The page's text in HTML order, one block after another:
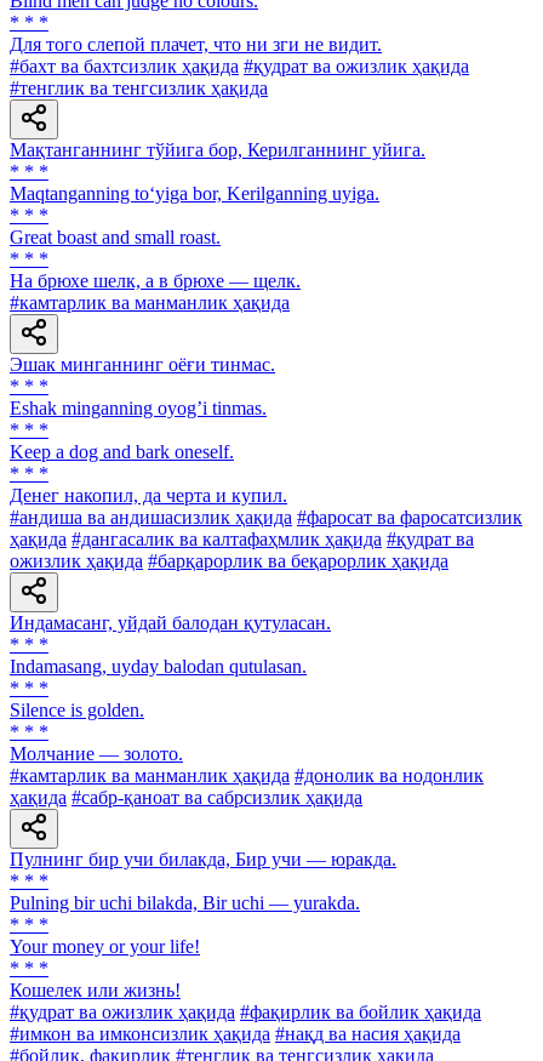
* * *
Для того слепой плачет, что ни зги не видит.
#бахт ва бахтсизлик ҳақида #қудрат ва ожизлик ҳақида
#тенглик ва тенгсизлик ҳақида
Мақтанганнинг тўйига бор, Керилганнинг уйига.
* * *
Maqtanganning to‘yiga bor, Kerilganning uyiga.
* * *
Great boast and small roast.
* * *
Ha брюхе шелк, a в брюхе — щелк.
#камтарлик ва манманлик ҳақида
Эшак минганнинг оёғи тинмас.
* * *
Eshak minganning oyogʼi tinmas.
* * *
Keep a dog and bark oneself.
* * *
Денег накопил, да черта и купил.
#андиша ва андишасизлик ҳақида #фаросат ва фаросатсизлик
ҳақида #дангасалик ва калтафаҳмлик ҳақида #қудрат ва
ожизлик ҳақида #барқарорлик ва беқарорлик ҳақида
Индамасанг, уйдай балодан қутуласан.
* * *
Indamasang, uyday balodan qutulasan.
* * *
Silence is golden.
* * *
Молчание — золото.
#камтарлик ва манманлик ҳақида #донолик ва нодонлик
ҳақида #сабр-қаноат ва сабрсизлик ҳақида
Пулнинг бир учи билакда, Бир учи — юракда.
* * *
Pulning bir uchi bilakda, Bir uchi — yurakda.
* * *
Your money or your life!
* * *
Кошелек или жизнь!
#қудрат ва ожизлик ҳақида #фақирлик ва бойлик ҳақида
#имкон ва имконсизлик ҳақида #нақд ва насия ҳақида
#бойлик, фақирлик #тенглик ва тенгсизлик ҳақида